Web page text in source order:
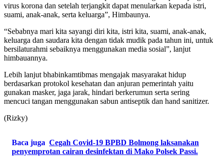
virus korona dan setelah terjangkit dapat menularkan kepada istri,
suami, anak-anak, serta keluarga”, Himbaunya.
“Sebabnya mari kita sayangi diri kita, istri kita, suami, anak-anak,
keluarga dan saudara kita dengan tidak mudik pada tahun ini, untuk
bersilaturahmi sebaiknya menggunakan media sosial”, lanjut
himbauannya.
Lebih lanjut bhabinkamtibmas mengajak masyarakat hidup
berdasarkan protokol kesehatan dan anjuran pemerintah yaitu
gunakan masker, jaga jarak, hindari berkerumun serta sering
mencuci tangan menggunakan sabun antiseptik dan hand sanitizer.
(Rizky)
Baca juga Cegah Covid-19 BPBD Bolmong laksanakan
penyemprotan cairan desinfektan di Mako Polsek Passi.